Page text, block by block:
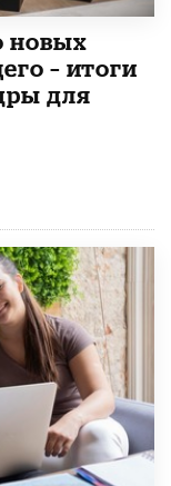
новых
– итоги
для